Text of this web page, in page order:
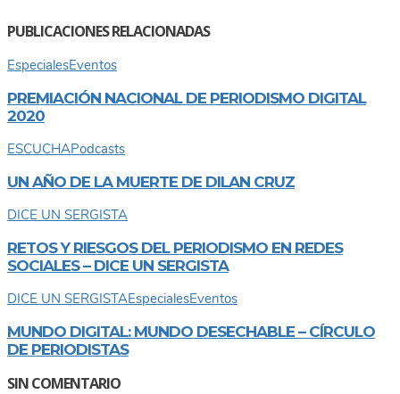
PUBLICACIONES RELACIONADAS
EspecialesEventos
PREMIACIÓN NACIONAL DE PERIODISMO DIGITAL
2020
ESCUCHAPodcasts
UN AÑO DE LA MUERTE DE DILAN CRUZ
DICE UN SERGISTA
RETOS Y RIESGOS DEL PERIODISMO EN REDES
SOCIALES – DICE UN SERGISTA
DICE UN SERGISTAEspecialesEventos
MUNDO DIGITAL: MUNDO DESECHABLE – CÍRCULO
DE PERIODISTAS
SIN COMENTARIO